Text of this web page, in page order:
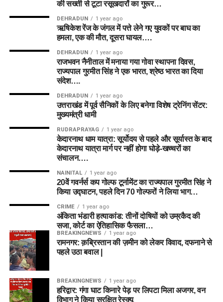
की सख्ती से टूटा रसूखदारों का गुरूर…
DEHRADUN 1 year ago
ऋषिकेश रेंज के जंगल में पत्ते लेने गए युवकों पर बाघ का
हमला, एक की मौत, दूसरा घायल….
DEHRADUN 1 year ago
राजभवन नैनीताल में मनाया गया गोवा स्थापना दिवस,
राज्यपाल गुरमीत सिंह ने एक भारत, श्रेष्ठ भारत का दिया
संदेश….
DEHRADUN 1 year ago
उत्तराखंड में पूर्व सैनिकों के लिए बनेगा विशेष ट्रेनिंग सेंटर:
मुख्यमंत्री धामी
RUDRAPRAYAG 1 year ago
केदारनाथ धाम यात्रा: सूर्योदय से पहले और सूर्यास्त के बाद
केदारनाथ यात्रा मार्ग पर नहीं होगा घोड़े-खच्चरों का
संचालन….
NAINITAL 1 year ago
20वें गवर्नर्स कप गोल्फ टूर्नामेंट का राज्यपाल गुरमीत सिंह ने
किया उद्घाटन, पहले दिन 70 गोल्फरों ने लिया भाग…
CRIME 1 year ago
अंकिता भंडारी हत्याकांड: तीनों दोषियों को उम्रकैद की
सजा, कोर्ट का ऐतिहासिक फैसला…
BREAKINGNEWS 1 year ago
रामनगर: क़ब्रिस्तान की ज़मीन को लेकर विवाद, दफनाने से
पहले उठा बवाल |
BREAKINGNEWS 1 year ago
हरिद्वार: गंगा घाट किनारे पेड़ पर लिपटा मिला अजगर, वन
विभाग ने किया सुरक्षित रेस्क्यू